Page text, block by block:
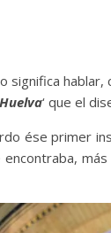
significa hablar,
‘ que el
ése primer